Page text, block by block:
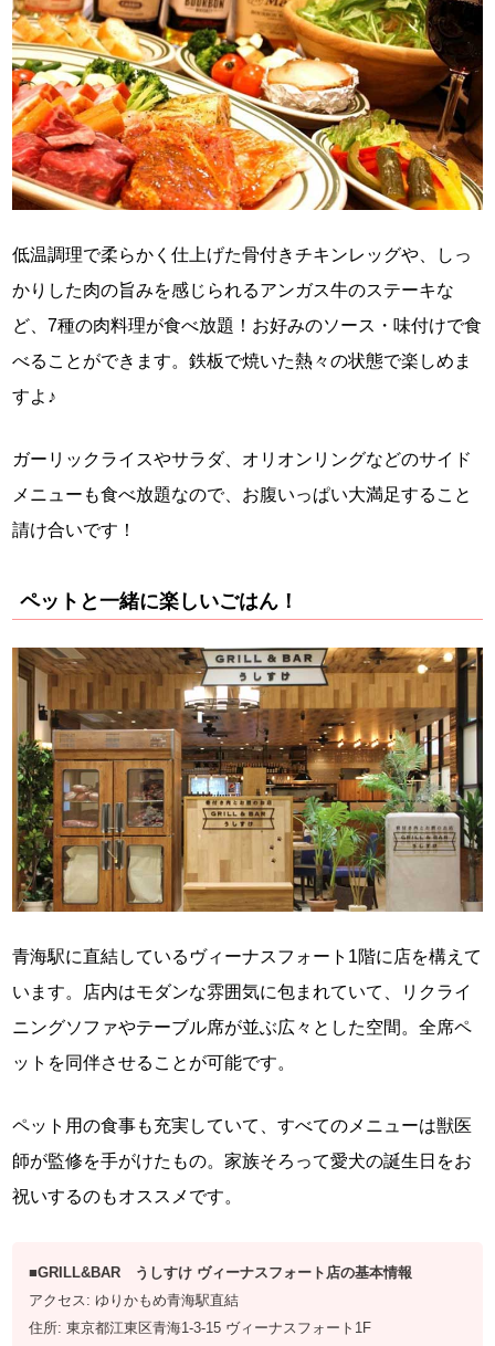
低温調理で柔らかく仕上げた骨付きチキンレッグや、しっ
かりした肉の旨みを感じられるアンガス牛のステーキな
ど、7種の肉料理が食べ放題！お好みのソース・味付けで食
べることができます。鉄板で焼いた熱々の状態で楽しめま
すよ♪
ガーリックライスやサラダ、オリオンリングなどのサイド
メニューも食べ放題なので、お腹いっぱい大満足すること
請け合いです！
ペットと一緒に楽しいごはん！
青海駅に直結しているヴィーナスフォート1階に店を構えて
います。店内はモダンな雰囲気に包まれていて、リクライ
ニングソファやテーブル席が並ぶ広々とした空間。全席ペ
ットを同伴させることが可能です。
ペット用の食事も充実していて、すべてのメニューは獣医
師が監修を手がけたもの。家族そろって愛犬の誕生日をお
祝いするのもオススメです。
■GRILL&BAR うしすけ ヴィーナスフォート店の基本情報
アクセス: ゆりかもめ青海駅直結
住所: 東京都江東区青海1-3-15 ヴィーナスフォート1F